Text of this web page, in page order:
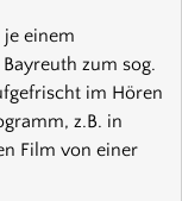
einem
zum sog.
im Hören
z.B. in
Film von einer